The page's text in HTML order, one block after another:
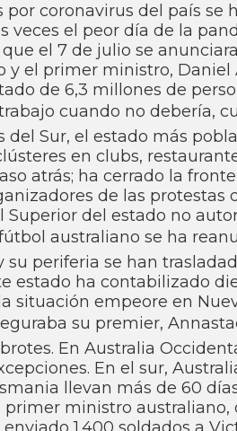
coronavirus del paí­s
veces el peor dí­a de la
el 7 de julio se
y el primer ministro,
de 6,3 millones de
cuando no deberí­a,
del Sur, el estado más
en clubs,
atrás; ha cerrado la
de las
del estado no
fútbol australiano se ha
su periferia se han
estado ha contabilizado
situación empeore en
su premier,
En Australia
En el sur,
llevan más de 60
primer ministro